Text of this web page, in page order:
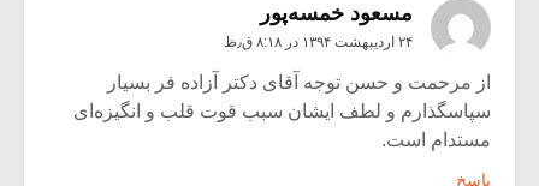
مسعود خمسه‌پور
۲۴ اردیبهشت ۱۳۹۴ در ۸:۱۸ ق٫ظ
از مرحمت و حسن توجه آقای دکتر آزاده‌ فر بسیار
سپاسگذارم و لطف ایشان سبب قوت قلب و انگیزه‌ای
مستدام است.
پاسخ